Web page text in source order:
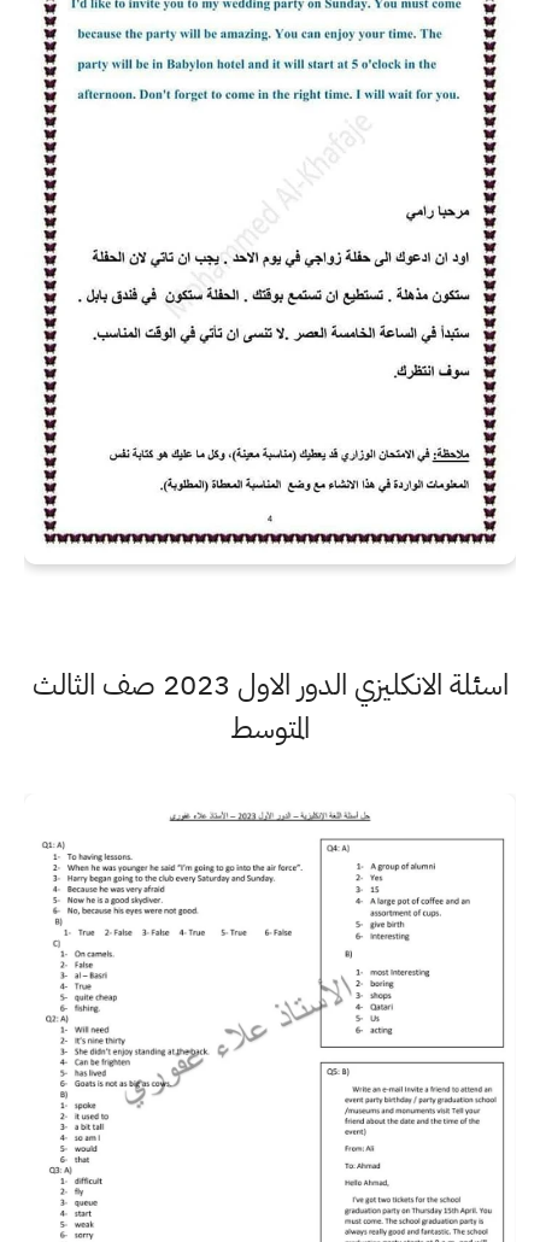
اسئلة الانكليزي الدور الاول 2023 صف الثالث
المتوسط